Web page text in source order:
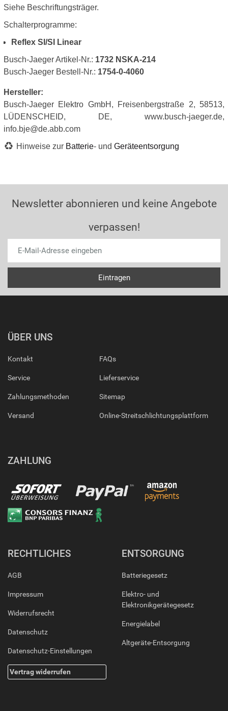
Siehe Beschriftungsträger.
Schalterprogramme:
Reflex SI/SI Linear
Busch-Jaeger Artikel-Nr.: 1732 NSKA-214
Busch-Jaeger Bestell-Nr.: 1754-0-4060
Hersteller:
Busch-Jaeger Elektro GmbH, Freisenbergstraße 2, 58513,
LÜDENSCHEID, DE, www.busch-jaeger.de,
info.bje@de.abb.com
Hinweise zur Batterie- und Geräteentsorgung
Newsletter abonnieren und keine Angebote
verpassen!
ÜBER UNS
Kontakt
Service
Zahlungsmethoden
Versand
FAQs
Lieferservice
Sitemap
Online-Streitschlichtungsplattform
ZAHLUNG
RECHTLICHES
AGB
Impressum
Widerrufsrecht
Datenschutz
Datenschutz-Einstellungen
Vertrag widerrufen
ENTSORGUNG
Batteriegesetz
Elektro- und
Elektronikgerätegesetz
Energielabel
Altgeräte-Entsorgung